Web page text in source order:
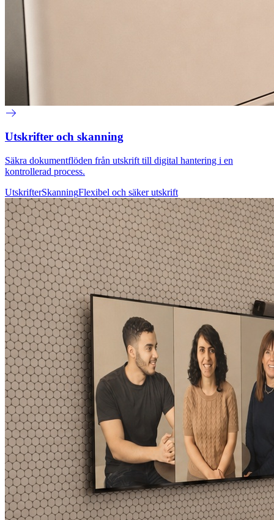
Utskrifter och skanning
Säkra dokumentflöden från utskrift till digital hantering i en
kontrollerad process.
UtskrifterSkanningFlexibel och säker utskrift